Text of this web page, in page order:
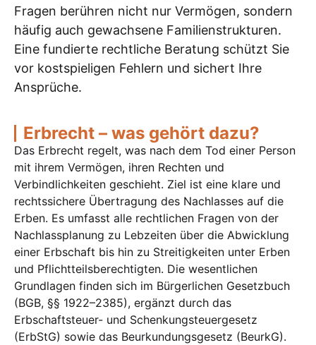
Fragen berühren nicht nur Vermögen, sondern
häufig auch gewachsene Familienstrukturen.
Eine fundierte rechtliche Beratung schützt Sie
vor kostspieligen Fehlern und sichert Ihre
Ansprüche.
Erbrecht – was gehört dazu?
Das Erbrecht regelt, was nach dem Tod einer Person
mit ihrem Vermögen, ihren Rechten und
Verbindlichkeiten geschieht. Ziel ist eine klare und
rechtssichere Übertragung des Nachlasses auf die
Erben. Es umfasst alle rechtlichen Fragen von der
Nachlassplanung zu Lebzeiten über die Abwicklung
einer Erbschaft bis hin zu Streitigkeiten unter Erben
und Pflichtteilsberechtigten. Die wesentlichen
Grundlagen finden sich im Bürgerlichen Gesetzbuch
(BGB, §§ 1922–2385), ergänzt durch das
Erbschaftsteuer- und Schenkungsteuergesetz
(ErbStG) sowie das Beurkundungsgesetz (BeurkG).